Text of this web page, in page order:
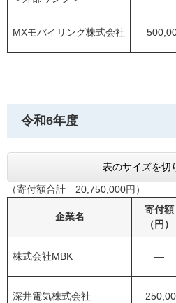
MXモバイリング株式会社
令和6年度
表のサイズを切
（寄付額合計 20,750,000円）
企業名
寄付額
（円）
株式会社MBK ―
深井電気株式会社